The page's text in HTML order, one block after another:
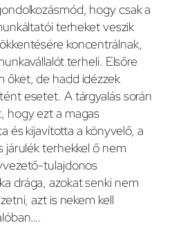
hogy csak a
terheket veszik
koncentrálnak,
terheli. Elsőre
őket, de hadd idézzek
esetet. A tárgyalás során
hogy ezt a magas
és kijavította a könyvelő, a
járulék terhekkel ő nem
tulajdonos
drága, azokat senki nem
azt is nekem kell